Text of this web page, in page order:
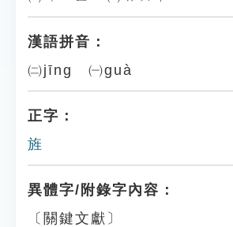
漢語拼音：
㈡jīng ㈠guà
正字：
旌
異體字/附錄字內容：
〔關鍵文獻〕